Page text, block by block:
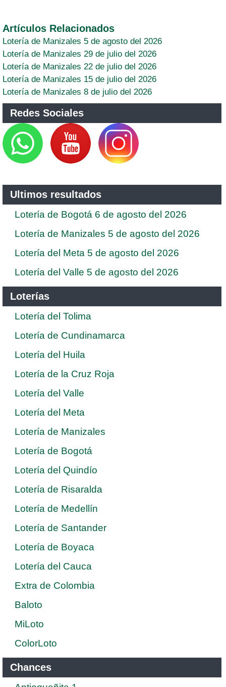
Artículos Relacionados
Lotería de Manizales 5 de agosto del 2026
Lotería de Manizales 29 de julio del 2026
Lotería de Manizales 22 de julio del 2026
Lotería de Manizales 15 de julio del 2026
Lotería de Manizales 8 de julio del 2026
Redes Sociales
Ultimos resultados
Lotería de Bogotá 6 de agosto del 2026
Lotería de Manizales 5 de agosto del 2026
Lotería del Meta 5 de agosto del 2026
Lotería del Valle 5 de agosto del 2026
Loterías
Lotería del Tolima
Lotería de Cundinamarca
Lotería del Huila
Lotería de la Cruz Roja
Lotería del Valle
Lotería del Meta
Lotería de Manizales
Lotería de Bogotá
Lotería del Quindío
Lotería de Risaralda
Lotería de Medellín
Lotería de Santander
Lotería de Boyaca
Lotería del Cauca
Extra de Colombia
Baloto
MiLoto
ColorLoto
Chances